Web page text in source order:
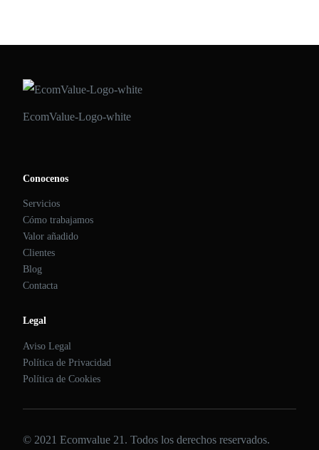
EcomValue-Logo-white
Conocenos
Servicios
Cómo trabajamos
Valor añadido
Clientes
Blog
Contacta
Legal
Aviso Legal
Política de Privacidad
Política de Cookies
© 2021 Ecomvalue 21. Todos los derechos reservados.